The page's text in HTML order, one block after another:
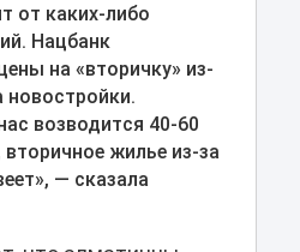
от каких-либо
Нацбанк
на «вторичку» из-
новостройки.
возводится 40-60
жилье из-за
— сказала